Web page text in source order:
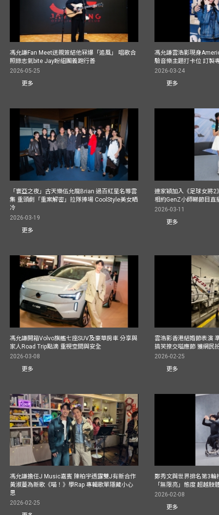
馮允謙Fan Meet送親簽結他冧爆「追風」 唱歌合
照錄志氣bite Jay盼組團義跑行善
2026-05-25
更多
馮允謙雲浩影現身
驗音樂主題打卡位 訂製
2026-03-24
更多
「寰亞之夜」古天樂伍允龍Brian 過百紅星名導雲
集 重頭劇「重案解密」拉隊捧場 CoolStyle美女晒
冷
2026-03-19
更多
連家穎加入《足球女將
相約GenZ小師睇節目直
2026-03-11
更多
馮允謙開箱Volvo旗艦七座SUV及豪華房車 分享與
家人Road Trip點滴 重視空間與安全
2026-03-08
更多
雲浩影香港結婚節表演
搞笑撩交嗌應節 獲網民
2026-02-25
更多
馮允謙擔任J Music嘉賓 陳柏宇透露雙J有新合作
黃淑蔓為新歌《喵！》學Rap 專輯歌單隱藏小心
思
2026-02-25
鄭秀文與世界排名第3輪
「無限亮」態度 超越肢
2026-02-08
更多